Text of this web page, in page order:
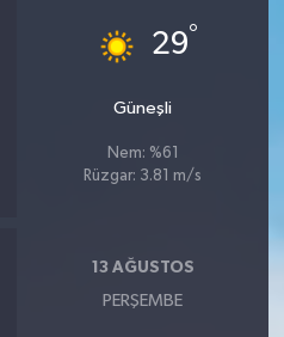
29°
Güneşli
Nem: %61
Rüzgar: 3.81 m/s
13 AĞUSTOS
PERŞEMBE